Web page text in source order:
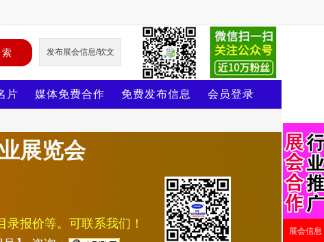
发布展会信息/软文
片 媒体免费合作 免费发布信息 会员登录
展览会
报价等。可联系我们！
展会信息